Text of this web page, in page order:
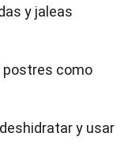
y jaleas
postres como
y usar